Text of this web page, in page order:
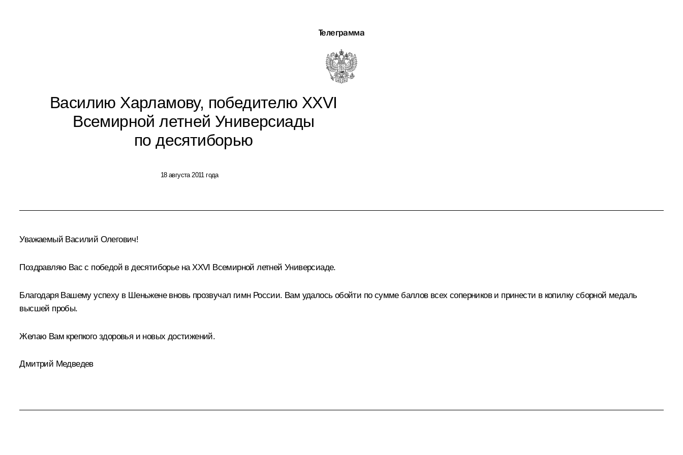
Телеграмма
Василию Харламову, победителю XXVI
Всемирной летней Универсиады
по десятиборью
18 августа 2011 года
Уважаемый Василий Олегович!
Поздравляю Вас с победой в десятиборье на XXVI Всемирной летней Универсиаде.
Благодаря Вашему успеху в Шеньжене вновь прозвучал гимн России. Вам удалось обойти по сумме баллов всех соперников и принести в копилку сборной медаль
высшей пробы.
Желаю Вам крепкого здоровья и новых достижений.
Дмитрий Медведев